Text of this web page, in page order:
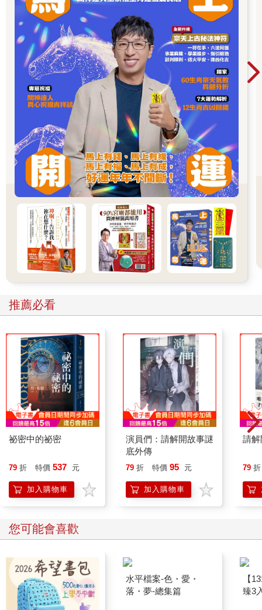
推薦必看
祕密中的祕密
79 折 特價 537 元
加入購物車
演員們：請解開故事謎
底外傳
79 折 特價 95 元
加入購物車
請解
79 折
您可能會喜歡